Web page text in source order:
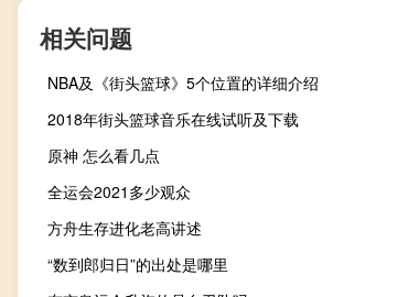
相关问题
NBA及《街头篮球》5个位置的详细介绍
2018年街头篮球音乐在线试听及下载
原神 怎么看几点
全运会2021多少观众
方舟生存进化老高讲述
“数到郎归日”的出处是哪里